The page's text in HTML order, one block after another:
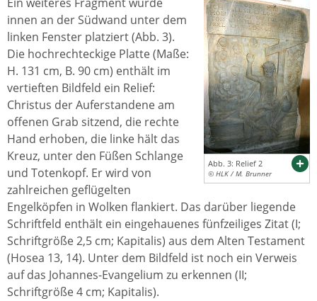
Abb. 3: Relief 2
© HLK / M. Brunner
innen an der Südwand unter dem
linken Fenster platziert (Abb. 3).
Die hochrechteckige Platte (Maße:
H. 131 cm, B. 90 cm) enthält im
vertieften Bildfeld ein Relief:
Christus der Auferstandene am
offenen Grab sitzend, die rechte
Hand erhoben, die linke hält das
Kreuz, unter den Füßen Schlange
und Totenkopf. Er wird von
zahlreichen geflügelten
Engelköpfen in Wolken flankiert. Das darüber liegende
Schriftfeld enthält ein eingehauenes fünfzeiliges Zitat (I;
Schriftgröße 2,5 cm; Kapitalis) aus dem Alten Testament
(Hosea 13, 14). Unter dem Bildfeld ist noch ein Verweis
auf das Johannes-Evangelium zu erkennen (II;
Schriftgröße 4 cm; Kapitalis).